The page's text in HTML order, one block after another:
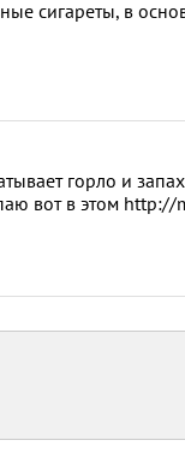
сигареты, в
горло и
вот в этом http://